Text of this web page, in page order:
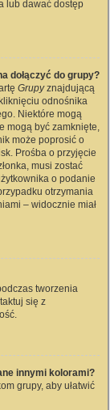
lub dawać dostęp
dołączyć do grupy?
Grupyznajdującą
odnośnika
Niektóre mogą
mogą być zamknięte,
może poprosić o
Prośba o przyjęcie
musi zostać
o podanie
otrzymania
– widocznie miał
tworzenia
się z
innymi kolorami?
grupy, aby ułatwić